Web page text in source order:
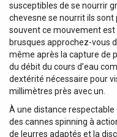
susceptibles de se nourrir
chevesne se nourrit ils
souvent ce mouvement
brusques approchez-vous
même après la capture de
du débit du cours d’eau
dextérité nécessaire pour
millimètres près avec un.
À une distance
des cannes spinning à
de leurres adaptés et la